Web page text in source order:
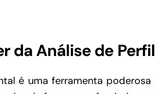
da Análise de
é uma ferramenta